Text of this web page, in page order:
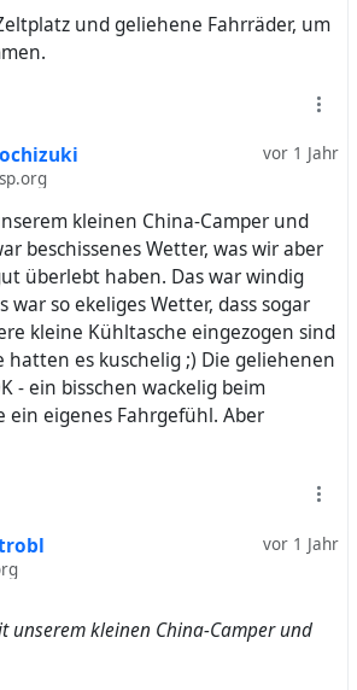
und geliehene Fahrräder, um
vor 1 Jahr
kleinen China-Camper und
beschissenes Wetter, was wir aber
überlebt haben. Das war windig
war so ekeliges Wetter, dass sogar
kleine Kühltasche eingezogen sind
hatten es kuschelig ;) Die geliehenen
- ein bisschen wackelig beim
ein eigenes Fahrgefühl. Aber
vor 1 Jahr
unserem kleinen China-Camper und